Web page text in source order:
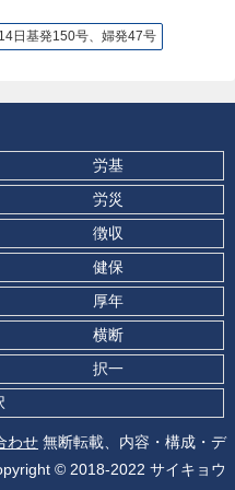
日基発150号、婦発47号
労基
労災
徴収
健保
厚年
横断
択一
わせ 無断転載、内容・構成・デ
© 2018-2022 サイキョウ